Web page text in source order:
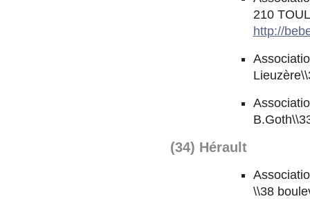
210
http://
(34) Hérault
\\38